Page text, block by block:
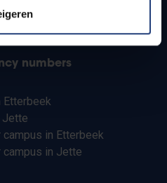
numbers
Etterbeek
Jette
campus in Etterbeek
campus in Jette